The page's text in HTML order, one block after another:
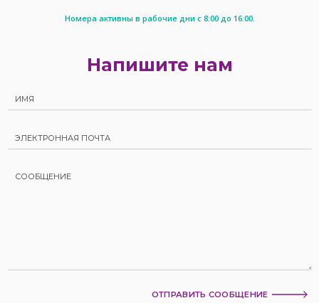
Номера активны в рабочие дни с 8:00 до 16:00.
Напишите нам
ОТПРАВИТЬ СООБЩЕНИЕ